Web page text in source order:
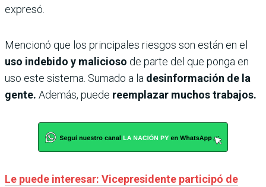
expresó.
Mencionó que los principales riesgos son están en el
uso indebido y malicioso de parte del que ponga en
uso este sistema. Sumado a la desinformación de la
gente. Además, puede reemplazar muchos trabajos.
Le puede interesar: Vicepresidente participó de